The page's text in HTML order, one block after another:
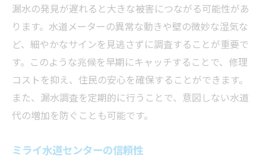
湿気やカビの発生を未然に防ぐ
専門家による定期チェックの利点
漏水調査における最新技術の導入
埼玉県で信頼できる漏水調査手順とは
調査の事前準備と計画
地中や壁内の水漏れを特定する方法
調査結果の報告と分析
漏水の発見が遅れると大きな被害につながる可能性があ
ります。水道メーターの異常な動きや壁の微妙な湿気な
ど、細やかなサインを見逃さずに調査することが重要で
す。このような兆候を早期にキャッチすることで、修理
コストを抑え、住民の安心を確保することができます。
また、漏水調査を定期的に行うことで、意図しない水道
代の増加を防ぐことも可能です。
ミライ水道センターの信頼性